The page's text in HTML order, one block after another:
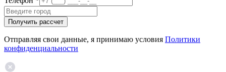
Получить рассчет
Отправляя свои данные, я принимаю условия Политики
конфиденциальности